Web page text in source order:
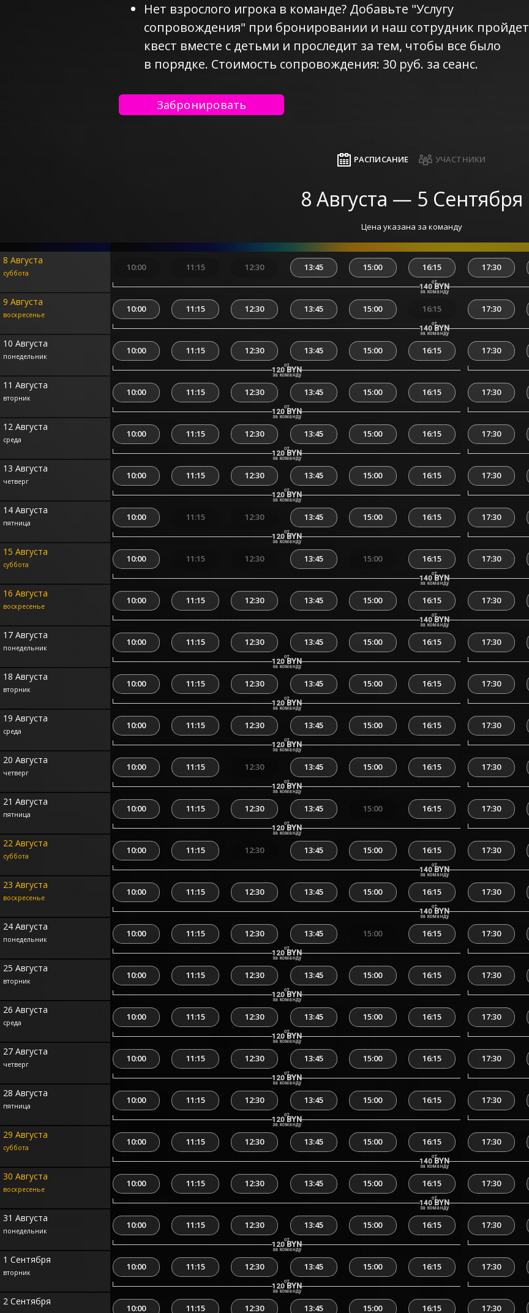
Нет взрослого игрока в команде? Добавьте "Услугу
сопровождения" при бронировании и наш сотрудник пройдет
квест вместе с детьми и проследит за тем, чтобы все было
в порядке. Стоимость сопровождения: 30 руб. за сеанс.
Забронировать
РАСПИСАНИЕ УЧАСТНИКИ
8 Августа — 5 Сентября
Цена указана за команду
8 Августа
суббота
9 Августа
воскресенье
10 Августа
понедельник
11 Августа
вторник
12 Августа
среда
13 Августа
четверг
14 Августа
пятница
15 Августа
суббота
16 Августа
воскресенье
17 Августа
понедельник
18 Августа
вторник
19 Августа
среда
20 Августа
четверг
21 Августа
пятница
22 Августа
суббота
23 Августа
воскресенье
24 Августа
понедельник
25 Августа
вторник
26 Августа
среда
27 Августа
четверг
28 Августа
пятница
29 Августа
суббота
30 Августа
воскресенье
31 Августа
понедельник
1 Сентября
вторник
2 Сентября
10:00 11:15 12:30 13:45 15:00 16:15 17:30
от
140 BYN
за команду
10:00 11:15 12:30 13:45 15:00 16:15 17:30
от
140 BYN
за команду
10:00 11:15 12:30 13:45 15:00 16:15 17:30
от
120BYN
за команду
10:00 11:15 12:30 13:45 15:00 16:15 17:30
от
120BYN
за команду
10:00 11:15 12:30 13:45 15:00 16:15 17:30
от
120BYN
за команду
10:00 11:15 12:30 13:45 15:00 16:15 17:30
от
120BYN
за команду
10:00 11:15 12:30 13:45 15:00 16:15 17:30
от
120BYN
за команду
10:00 11:15 12:30 13:45 15:00 16:15 17:30
от
140 BYN
за команду
10:00 11:15 12:30 13:45 15:00 16:15 17:30
от
140 BYN
за команду
10:00 11:15 12:30 13:45 15:00 16:15 17:30
от
120BYN
за команду
10:00 11:15 12:30 13:45 15:00 16:15 17:30
от
120BYN
за команду
10:00 11:15 12:30 13:45 15:00 16:15 17:30
от
120BYN
за команду
10:00 11:15 12:30 13:45 15:00 16:15 17:30
от
120BYN
за команду
10:00 11:15 12:30 13:45 15:00 16:15 17:30
от
120BYN
за команду
10:00 11:15 12:30 13:45 15:00 16:15 17:30
от
140 BYN
за команду
10:00 11:15 12:30 13:45 15:00 16:15 17:30
от
140 BYN
за команду
10:00 11:15 12:30 13:45 15:00 16:15 17:30
от
120BYN
за команду
10:00 11:15 12:30 13:45 15:00 16:15 17:30
от
120BYN
за команду
10:00 11:15 12:30 13:45 15:00 16:15 17:30
от
120BYN
за команду
10:00 11:15 12:30 13:45 15:00 16:15 17:30
от
120BYN
за команду
10:00 11:15 12:30 13:45 15:00 16:15 17:30
от
120BYN
за команду
10:00 11:15 12:30 13:45 15:00 16:15 17:30
от
140 BYN
за команду
10:00 11:15 12:30 13:45 15:00 16:15 17:30
от
140 BYN
за команду
10:00 11:15 12:30 13:45 15:00 16:15 17:30
от
120BYN
за команду
10:00 11:15 12:30 13:45 15:00 16:15 17:30
от
120BYN
за команду
10:00 11:15 12:30 13:45 15:00 16:15 17:30